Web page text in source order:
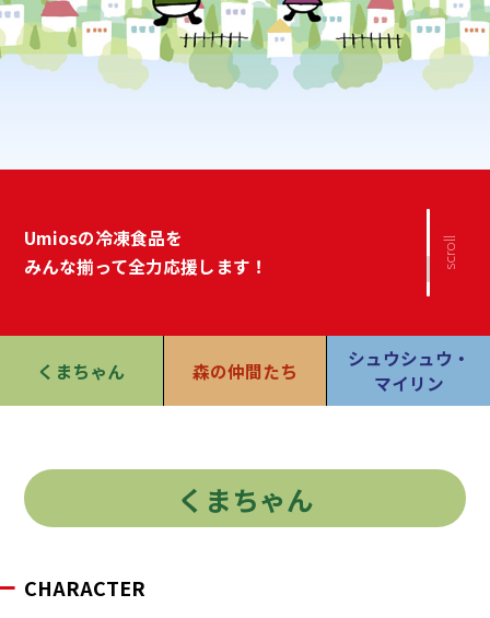
scroll
Umiosの冷凍⾷品を
みんな揃って全⼒応援します！
くまちゃん 森の仲間たち
シュウシュウ・
マイリン
くまちゃん
CHARACTER